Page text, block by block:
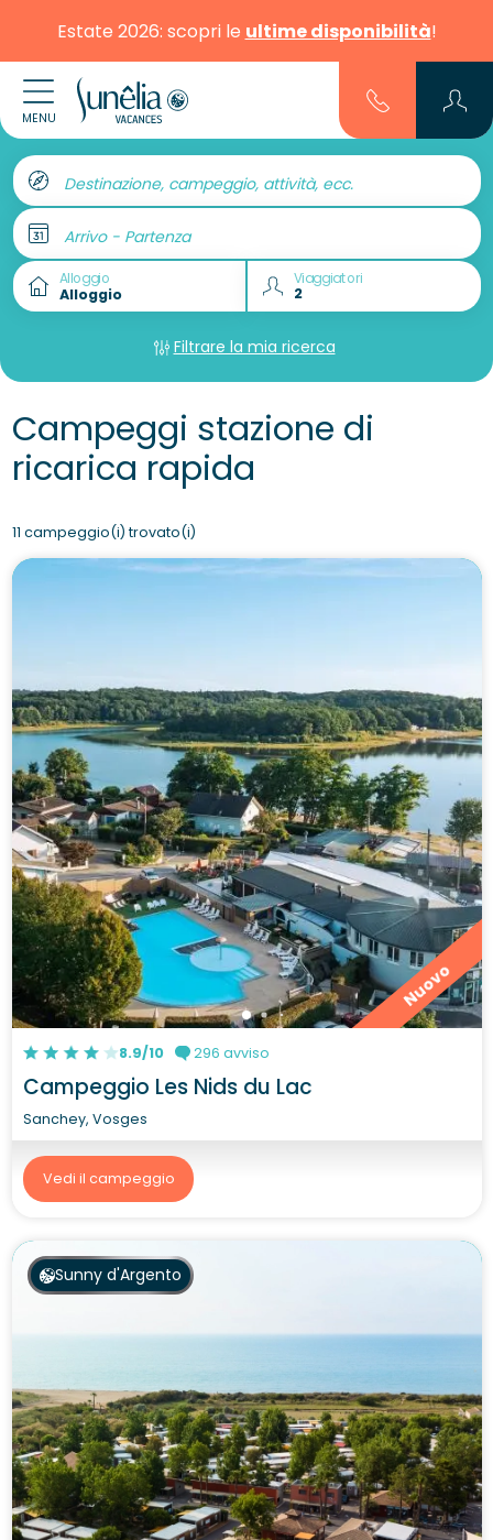
Estate 2026: scopri le ultime disponibilità!
MENU
Destinazione, campeggio, attività, ecc.
Arrivo - Partenza
Alloggio Viaggiatori
Filtrare la mia ricerca
Campeggi stazione di
ricarica rapida
11 campeggio(i) trovato(i)
Nuovo
8.9/10 296 avviso
Campeggio Les Nids du Lac
Sanchey, Vosges
Vedi il campeggio
Sunny d'Argento